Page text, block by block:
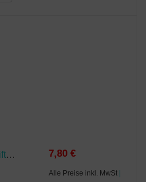
Ich Kann Die Schreibschrift - Schreiblehrgang - Lateinische Ausgangsschrift - Mit Vier Weiteren Übungsseiten 7,80 €
Alle Preise inkl. MwSt |